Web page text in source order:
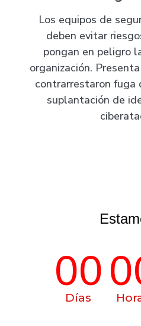
Los equipos de
deben evitar
pongan en peligro
organización.
contrarrestaron fuga
suplantación de
00
Días